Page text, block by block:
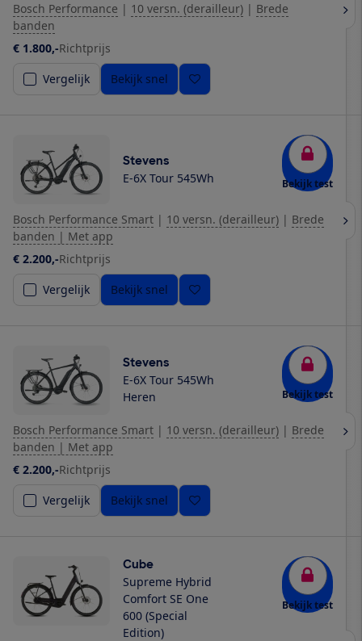
Bosch Performance | 10 versn. (derailleur) | Brede
banden
€ 1.800,-Richtprijs
Vergelijk
Bekijk snel
Stevens
E-6X Tour 545Wh Bekijk test
Bosch Performance Smart | 10 versn. (derailleur) | Brede
banden | Met app
€ 2.200,-Richtprijs
Vergelijk
Bekijk snel
Stevens
E-6X Tour 545Wh
Heren
Bekijk test
Bosch Performance Smart | 10 versn. (derailleur) | Brede
banden | Met app
€ 2.200,-Richtprijs
Vergelijk
Bekijk snel
Cube
Supreme Hybrid
Comfort SE One
600 (Special
Edition)
Bekijk test